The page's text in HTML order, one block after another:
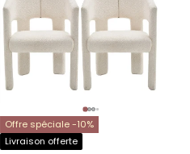
Offre spéciale -10%
Livraison offerte